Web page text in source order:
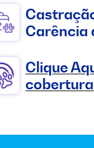
Carência
Clique